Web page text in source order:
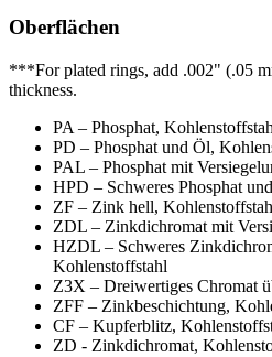
Oberflächen
***For plated rings, add .002" (.05
thickness.
PA – Phosphat,
PD – Phosphat und Öl,
PAL – Phosphat mit
HPD – Schweres Phosphat
ZF – Zink hell,
ZDL – Zinkdichromat mit
HZDL – Schweres
Kohlenstoffstahl
Z3X – Dreiwertiges Chromat
ZFF – Zinkbeschichtung,
CF – Kupferblitz,
ZD - Zinkdichromat,